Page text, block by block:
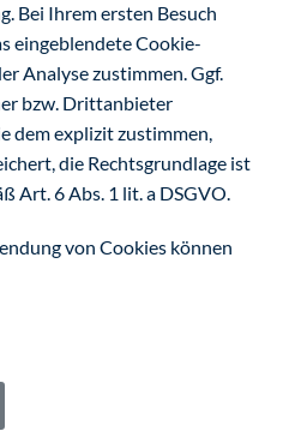
Bei Ihrem ersten Besuch
eingeblendete Cookie-
Analyse zustimmen. Ggf.
bzw. Drittanbieter
dem explizit zustimmen,
die Rechtsgrundlage ist
Art. 6 Abs. 1 lit. a DSGVO.
von Cookies können